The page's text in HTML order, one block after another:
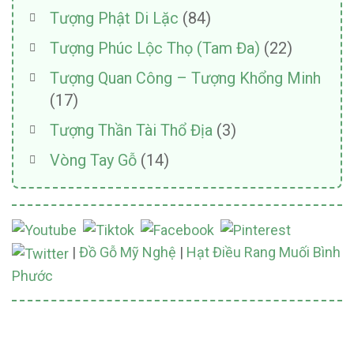
Tượng Phật Di Lặc (84)
Tượng Phúc Lộc Thọ (Tam Đa) (22)
Tượng Quan Công – Tượng Khổng Minh
(17)
Tượng Thần Tài Thổ Địa(3)
Vòng Tay Gỗ(14)
| Đồ Gỗ Mỹ Nghệ | Hạt Điều Rang Muối Bình
Phước